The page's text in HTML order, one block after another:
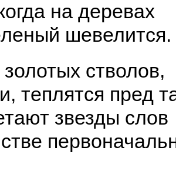
на деревах
шевелится.
стволов,
теплятся пред
звезды слов